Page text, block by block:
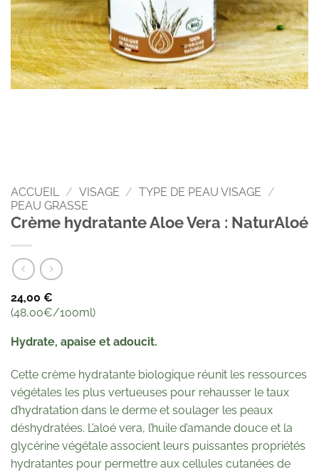
ACCUEIL / VISAGE / TYPE DE PEAU VISAGE /
PEAU GRASSE
Crème hydratante Aloe Vera : NaturAloé
24,00 €
(48,00€/100ml)
Hydrate, apaise et adoucit.
Cette crème hydratante biologique réunit les ressources
végétales les plus vertueuses pour rehausser le taux
d’hydratation dans le derme et soulager les peaux
déshydratées. L’aloé vera, l’huile d’amande douce et la
glycérine végétale associent leurs puissantes propriétés
hydratantes pour permettre aux cellules cutanées de